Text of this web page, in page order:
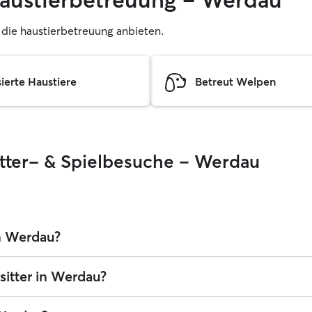
haustierbetreuung anbieten.
Haustiere Betreut Welpen
& Spielbesuche – Werdau
Die durchschnittlichen Kosten für einen Sitter in Werdau
von Rover. Der Preis eines Haustiersitters kann sich auch
Haustieres anpasst.
in Werdau?